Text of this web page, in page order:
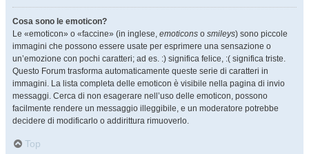
Cosa sono le emoticon?
Le «emoticon» o «faccine» (in inglese, emoticons o smileys) sono piccole
immagini che possono essere usate per esprimere una sensazione o
un’emozione con pochi caratteri; ad es. :) significa felice, :( significa triste.
Questo Forum trasforma automaticamente queste serie di caratteri in
immagini. La lista completa delle emoticon è visibile nella pagina di invio
messaggi. Cerca di non esagerare nell’uso delle emoticon, possono
facilmente rendere un messaggio illeggibile, e un moderatore potrebbe
decidere di modificarlo o addirittura rimuoverlo.
Top